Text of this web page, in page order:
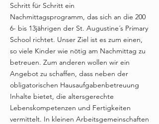
Schritt für Schritt ein
Nachmittagsprogramm, das sich an die 200
6- bis 13jährigen der St. Augustine´s Primary
School richtet. Unser Ziel ist es zum einen,
so viele Kinder wie nötig am Nachmittag zu
betreuen. Zum anderen wollen wir ein
Angebot zu schaffen, dass neben der
obligatorischen Hausaufgabenbetreuung
Inhalte bietet, die altersgerechte
Lebenskompetenzen und Fertigkeiten
vermittelt. In kleinen Arbeitsgemeinschaften